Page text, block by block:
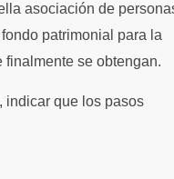
asociación de
patrimonial para la
se obtengan.
indicar que los pasos